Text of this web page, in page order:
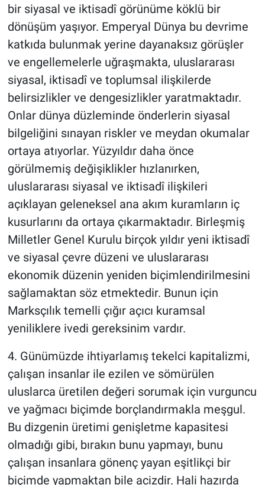
bir siyasal ve iktisadî görünüme köklü bir
dönüşüm yaşıyor. Emperyal Dünya bu devrime
katkıda bulunmak yerine dayanaksız görüşler
ve engellemelerle uğraşmakta, uluslararası
siyasal, iktisadî ve toplumsal ilişkilerde
belirsizlikler ve dengesizlikler yaratmaktadır.
Onlar dünya düzleminde önderlerin siyasal
bilgeliğini sınayan riskler ve meydan okumalar
ortaya atıyorlar. Yüzyıldır daha önce
görülmemiş değişiklikler hızlanırken,
uluslararası siyasal ve iktisadî ilişkileri
açıklayan geleneksel ana akım kuramların iç
kusurlarını da ortaya çıkarmaktadır. Birleşmiş
Milletler Genel Kurulu birçok yıldır yeni iktisadî
ve siyasal çevre düzeni ve uluslararası
ekonomik düzenin yeniden biçimlendirilmesini
sağlamaktan söz etmektedir. Bunun için
Marksçılık temelli çığır açıcı kuramsal
yeniliklere ivedi gereksinim vardır.
4. Günümüzde ihtiyarlamış tekelci kapitalizmi,
çalışan insanlar ile ezilen ve sömürülen
uluslarca üretilen değeri sorumak için vurguncu
ve yağmacı biçimde borçlandırmakla meşgul.
Bu dizgenin üretimi genişletme kapasitesi
olmadığı gibi, bırakın bunu yapmayı, bunu
çalışan insanlara gönenç yayan eşitlikçi bir
biçimde yapmaktan bile acizdir. Hali hazırda